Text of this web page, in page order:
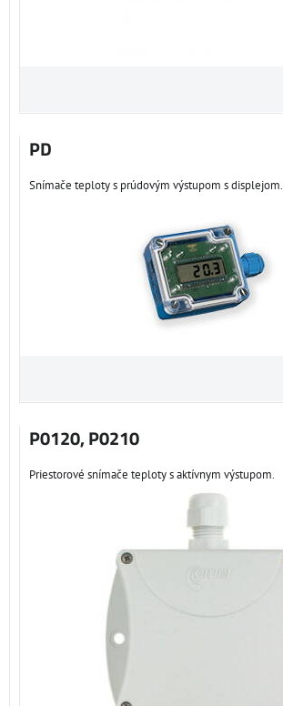
PD
Snímače teploty s prúdovým výstupom s displejom.
P0120, P0210
Priestorové snímače teploty s aktívnym výstupom.